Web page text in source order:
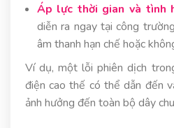
Áp lực thời gian và tình
diễn ra ngay tại công
âm thanh hạn chế hoặc
Ví dụ, một lỗi phiên dịch
điện cao thế có thể dẫn đến
ảnh hưởng đến toàn bộ dây